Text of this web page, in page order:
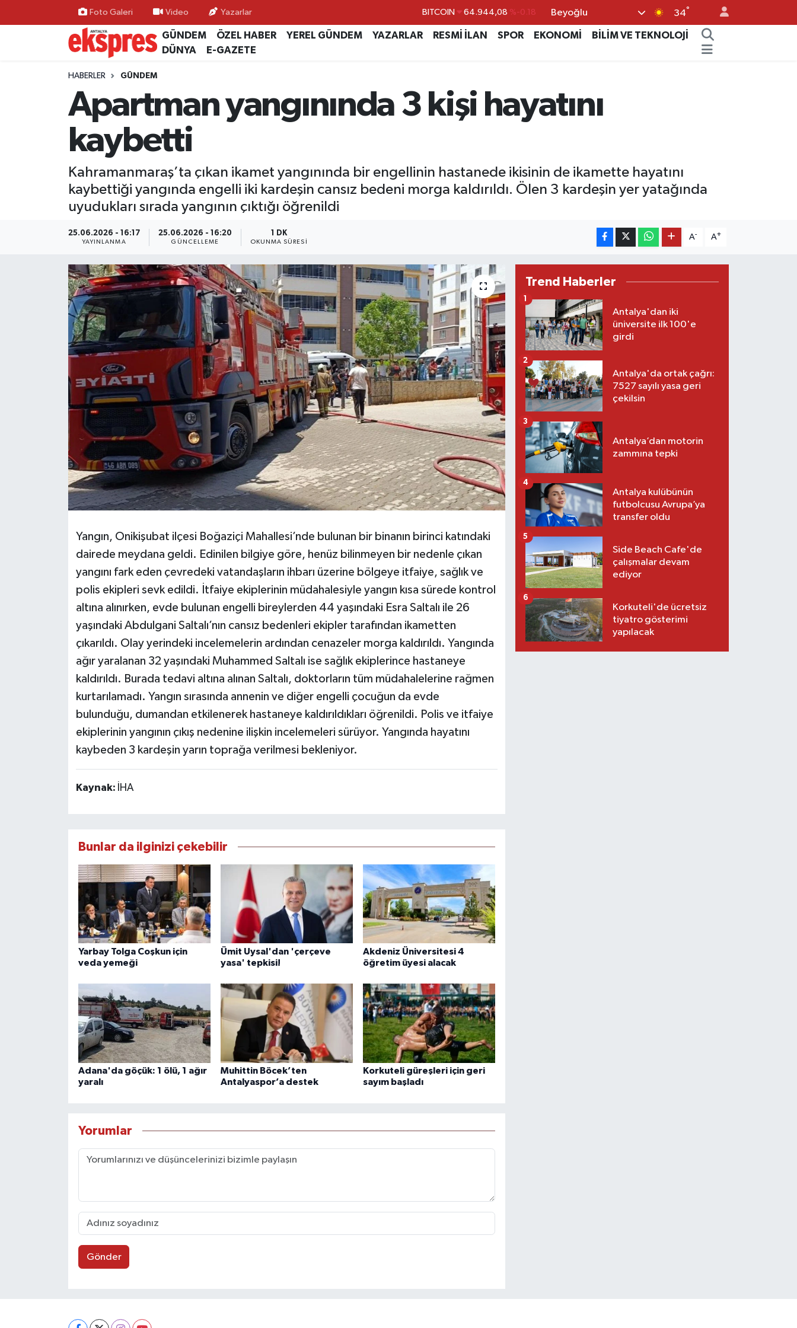
Foto Galeri Video Yazarlar BITCOIN 64.944,08 %-0.18
DOLAR 47,7436 %0.18
GRAM ALTIN 6660.55 %0.03
BİST100 13.779 %-14
Beyoğlu 34°
GÜNDEM ÖZEL HABER YEREL GÜNDEM YAZARLAR RESMİ İLAN SPOR EKONOMİ
BİLİM VE TEKNOLOJİ
DÜNYA
E-GAZETE
HABERLER GÜNDEM
Apartman yangınında 3 kişi hayatını
kaybetti
Kahramanmaraş’ta çıkan ikamet yangınında bir engellinin hastanede ikisinin de ikamette hayatını
kaybettiği yangında engelli iki kardeşin cansız bedeni morga kaldırıldı. Ölen 3 kardeşin yer yatağında
uyudukları sırada yangının çıktığı öğrenildi
25.06.2026 - 16:17
YAYINLANMA
25.06.2026 - 16:20
GÜNCELLEME
1 DK
OKUNMA SÜRESI
A- A+
Yangın, Onikişubat ilçesi Boğaziçi Mahallesi’nde bulunan bir binanın birinci katındaki
dairede meydana geldi. Edinilen bilgiye göre, henüz bilinmeyen bir nedenle çıkan
yangını fark eden çevredeki vatandaşların ihbarı üzerine bölgeye itfaiye, sağlık ve
polis ekipleri sevk edildi. İtfaiye ekiplerinin müdahalesiyle yangın kısa sürede kontrol
altına alınırken, evde bulunan engelli bireylerden 44 yaşındaki Esra Saltalı ile 26
yaşındaki Abdulgani Saltalı’nın cansız bedenleri ekipler tarafından ikametten
çıkarıldı. Olay yerindeki incelemelerin ardından cenazeler morga kaldırıldı. Yangında
ağır yaralanan 32 yaşındaki Muhammed Saltalı ise sağlık ekiplerince hastaneye
kaldırıldı. Burada tedavi altına alınan Saltalı, doktorların tüm müdahalelerine rağmen
kurtarılamadı. Yangın sırasında annenin ve diğer engelli çocuğun da evde
bulunduğu, dumandan etkilenerek hastaneye kaldırıldıkları öğrenildi. Polis ve itfaiye
ekiplerinin yangının çıkış nedenine ilişkin incelemeleri sürüyor. Yangında hayatını
kaybeden 3 kardeşin yarın toprağa verilmesi bekleniyor.
Kaynak: İHA
Bunlar da ilginizi çekebilir
Yarbay Tolga Coşkun için
veda yemeği
Ümit Uysal'dan 'çerçeve
yasa' tepkisi!
Akdeniz Üniversitesi 4
öğretim üyesi alacak
Adana'da göçük: 1 ölü, 1 ağır
yaralı
Muhittin Böcek’ten
Antalyaspor’a destek
Korkuteli güreşleri için geri
sayım başladı
Yorumlar
Gönder
Trend Haberler
Antalya'dan iki
üniversite ilk 100'e
girdi
1
Antalya'da ortak çağrı:
7527 sayılı yasa geri
çekilsin
2
Antalya’dan motorin
zammına tepki
3
Antalya kulübünün
futbolcusu Avrupa’ya
transfer oldu
4
Side Beach Cafe'de
çalışmalar devam
ediyor
5
Korkuteli'de ücretsiz
tiyatro gösterimi
yapılacak
6
ÖZEL HABER
GÜNDEM
YEREL GÜNDEM
EKONOMİ
KÜLTÜR - SANAT
EĞİTİM
TURİZM
RÖPORTAJ
VİDEO HABERLER
YAZARLAR
RESMİ İLAN
MAGAZİN
Nöbetçi Eczaneler
Hava Durumu
Trafik Durumu
Süper Lig Puan Durumu ve Fikstür
Tüm Manşetler
Son Dakika Haberleri